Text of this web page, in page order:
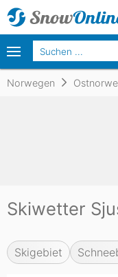
Norwegen
Skiwetter
Skigebiet